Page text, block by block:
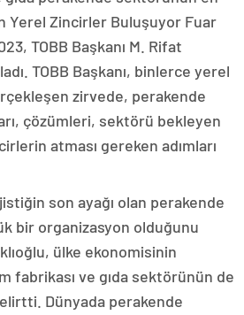
Yerel Zincirler Buluşuyor Fuar
TOBB Başkanı M. Rifat
TOBB Başkanı, binlerce yerel
zirvede, perakende
çözümleri, sektörü bekleyen
atması gereken adımları
son ayağı olan perakende
bir organizasyon olduğunu
ülke ekonomisinin
fabrikası ve gıda sektörünün de
Dünyada perakende